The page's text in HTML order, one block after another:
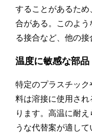
することがあるた
合がある。このよう
る接合など、他の接
温度に敏感な部品
特定のプラスチッ
料は溶接に使用さ
ります。高温に耐
うな代替案が適して